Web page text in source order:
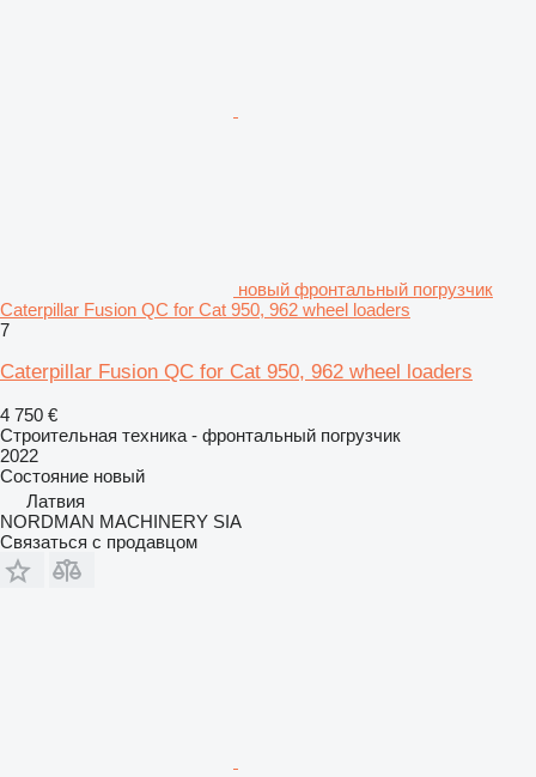
новый фронтальный погрузчик
Caterpillar Fusion QC for Cat 950, 962 wheel loaders
7
Caterpillar Fusion QC for Cat 950, 962 wheel loaders
4 750 €
Строительная техника - фронтальный погрузчик
2022
Состояние новый
Латвия
NORDMAN MACHINERY SIA
Связаться с продавцом